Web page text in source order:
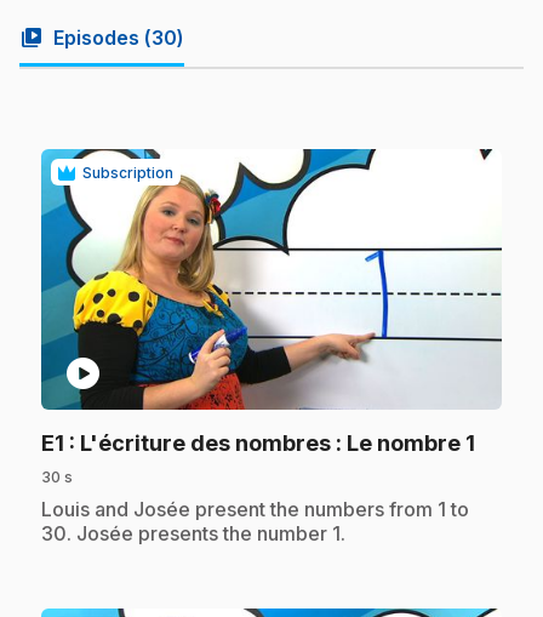
video_library Episodes (30)
Subscription
play_circle
E1 : L'écriture des nombres : Le nombre 1
30 s
.Louis and Josée present the numbers from 1 to
30. Josée presents the number 1.